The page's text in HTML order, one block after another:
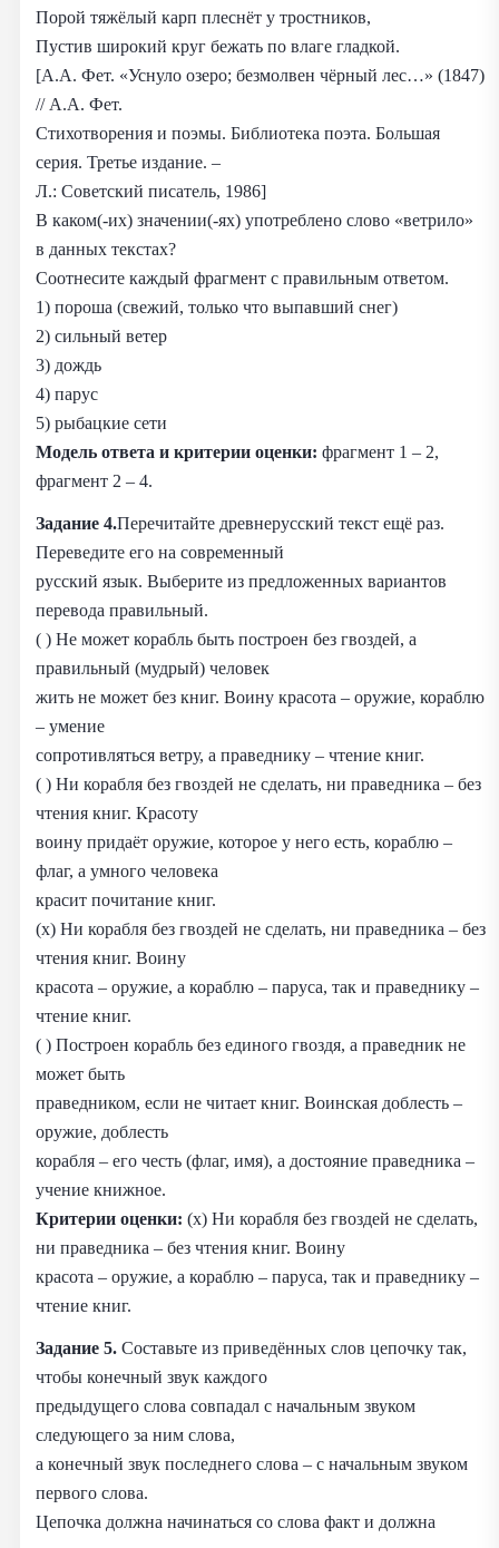
Порой тяжёлый карп плеснёт у тростников,
Пустив широкий круг бежать по влаге гладкой.
[А.А. Фет. «Уснуло озеро; безмолвен чёрный лес…» (1847)
// А.А. Фет.
Стихотворения и поэмы. Библиотека поэта. Большая
серия. Третье издание. –
Л.: Советский писатель, 1986]
В каком(-их) значении(-ях) употреблено слово «ветрило»
в данных текстах?
Соотнесите каждый фрагмент с правильным ответом.
1) пороша (свежий, только что выпавший снег)
2) сильный ветер
3) дождь
4) парус
5) рыбацкие сети
Модель ответа и критерии оценки: фрагмент 1 – 2,
фрагмент 2 – 4.
Задание 4.Перечитайте древнерусский текст ещё раз.
Переведите его на современный
русский язык. Выберите из предложенных вариантов
перевода правильный.
( ) Не может корабль быть построен без гвоздей, а
правильный (мудрый) человек
жить не может без книг. Воину красота – оружие, кораблю
– умение
сопротивляться ветру, а праведнику – чтение книг.
( ) Ни корабля без гвоздей не сделать, ни праведника – без
чтения книг. Красоту
воину придаёт оружие, которое у него есть, кораблю –
флаг, а умного человека
красит почитание книг.
(x) Ни корабля без гвоздей не сделать, ни праведника – без
чтения книг. Воину
красота – оружие, а кораблю – паруса, так и праведнику –
чтение книг.
( ) Построен корабль без единого гвоздя, а праведник не
может быть
праведником, если не читает книг. Воинская доблесть –
оружие, доблесть
корабля – его честь (флаг, имя), а достояние праведника –
учение книжное.
Критерии оценки: (x) Ни корабля без гвоздей не сделать,
ни праведника – без чтения книг. Воину
красота – оружие, а кораблю – паруса, так и праведнику –
чтение книг.
Задание 5. Составьте из приведённых слов цепочку так,
чтобы конечный звук каждого
предыдущего слова совпадал с начальным звуком
следующего за ним слова,
а конечный звук последнего слова – с начальным звуком
первого слова.
Цепочка должна начинаться со слова факт и должна